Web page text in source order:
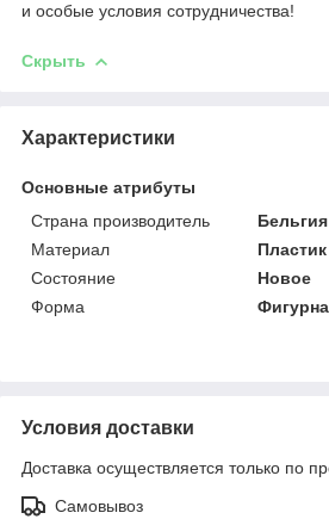
и особые условия сотрудничества!
Скрыть
Характеристики
Основные атрибуты
Страна производитель
Бельгия
Материал
Пластик
Состояние
Новое
Форма
Условия доставки
Доставка осуществляется только по
Самовывоз